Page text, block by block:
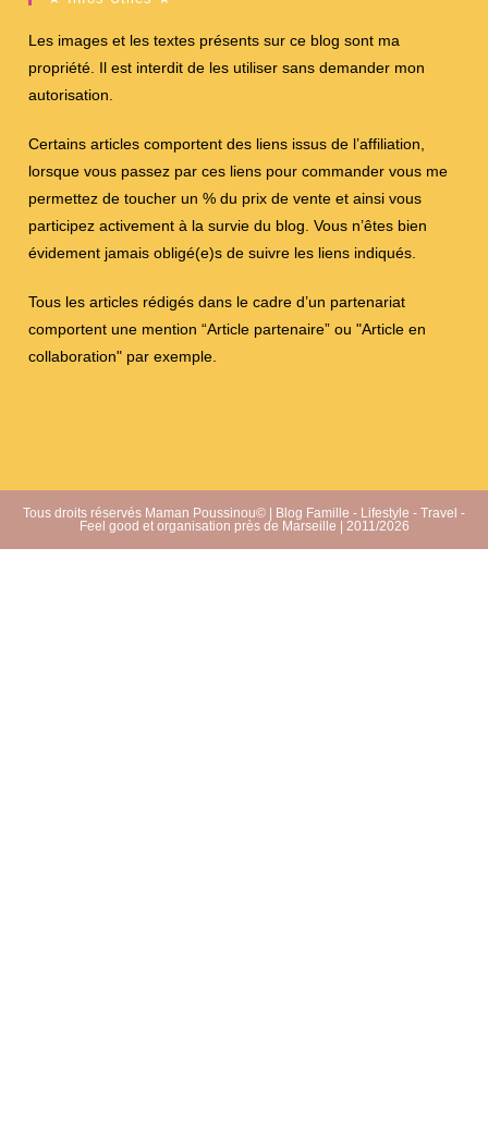
Les images et les textes présents sur ce blog sont ma
propriété. Il est interdit de les utiliser sans demander mon
autorisation.
Certains articles comportent des liens issus de l’affiliation,
lorsque vous passez par ces liens pour commander vous me
permettez de toucher un % du prix de vente et ainsi vous
participez activement à la survie du blog. Vous n’êtes bien
évidement jamais obligé(e)s de suivre les liens indiqués.
Tous les articles rédigés dans le cadre d’un partenariat
comportent une mention “Article partenaire” ou "Article en
collaboration" par exemple.
Tous droits réservés Maman Poussinou© | Blog Famille - Lifestyle - Travel -
Feel good et organisation près de Marseille | 2011/2026